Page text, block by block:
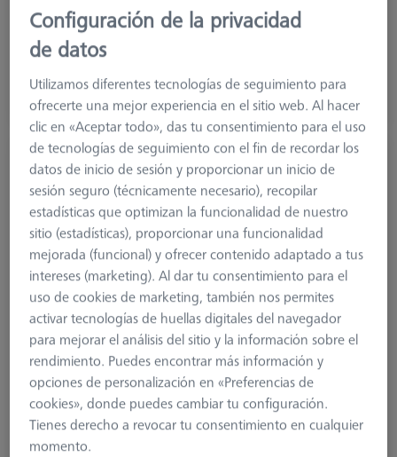
Application
Calibrate
1.965,00 €
más el IVA
Plazo de entrega más largo
Licencia básica CMM-Check RT 1.0
CALYPSO
626001-0230-020
Configuración de la privacidad
de datos
Utilizamos diferentes tecnologías de seguimiento para
ofrecerte una mejor experiencia en el sitio web. Al hacer
clic en «Aceptar todo», das tu consentimiento para el uso
de tecnologías de seguimiento con el fin de recordar los
datos de inicio de sesión y proporcionar un inicio de
sesión seguro (técnicamente necesario), recopilar
estadísticas que optimizan la funcionalidad de nuestro
sitio (estadísticas), proporcionar una funcionalidad
mejorada (funcional) y ofrecer contenido adaptado a tus
intereses (marketing). Al dar tu consentimiento para el
uso de cookies de marketing, también nos permites
activar tecnologías de huellas digitales del navegador
para mejorar el análisis del sitio y la información sobre el
rendimiento. Puedes encontrar más información y
opciones de personalización en «Preferencias de
cookies», donde puedes cambiar tu configuración.
Tienes derecho a revocar tu consentimiento en cualquier
momento.